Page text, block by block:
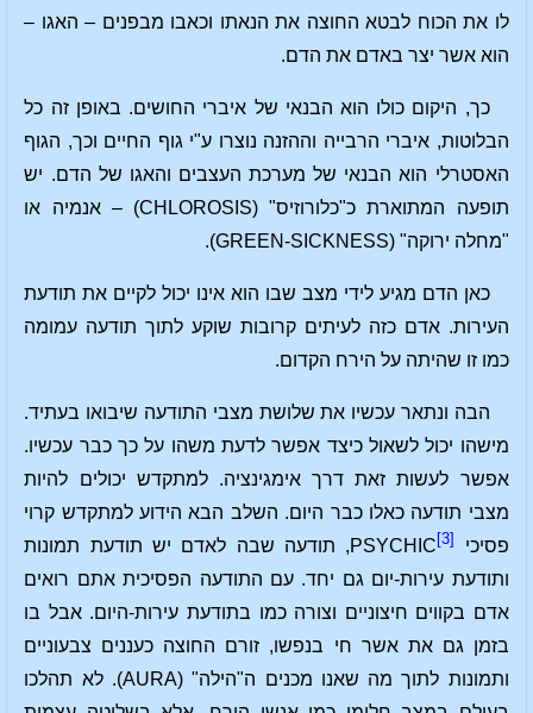
לו את הכוח לבטא החוצה את הנאתו וכאבו מבפנים – האגו –
הוא אשר יצר באדם את הדם.
כך, היקום כולו הוא הבנאי של איברי החושים. באופן זה כל
הבלוטות, איברי הרבייה וההזנה נוצרו ע"י גוף החיים וכך, הגוף
האסטרלי הוא הבנאי של מערכת העצבים והאגו של הדם. יש
תופעה המתוארת כ"כלורוזיס" (CHLOROSIS) – אנמיה או
"מחלה ירוקה" (GREEN-SICKNESS).
כאן הדם מגיע לידי מצב שבו הוא אינו יכול לקיים את תודעת
העירות. אדם כזה לעיתים קרובות שוקע לתוך תודעה עמומה
כמו זו שהיתה על הירח הקדום.
הבה ונתאר עכשיו את שלושת מצבי התודעה שיבואו בעתיד.
מישהו יכול לשאול כיצד אפשר לדעת משהו על כך כבר עכשיו.
אפשר לעשות זאת דרך אימגינציה. למתקדש יכולים להיות
מצבי תודעה כאלו כבר היום. השלב הבא הידוע למתקדש קרוי
פסיכי PSYCHIC
[3]
, תודעה שבה לאדם יש תודעת תמונות
ותודעת עירות-יום גם יחד. עם התודעה הפסיכית אתם רואים
אדם בקווים חיצוניים וצורה כמו בתודעת עירות-היום. אבל בו
בזמן גם את אשר חי בנפשו, זורם החוצה כעננים צבעוניים
ותמונות לתוך מה שאנו מכנים ה"הילה" (AURA). לא תהלכו